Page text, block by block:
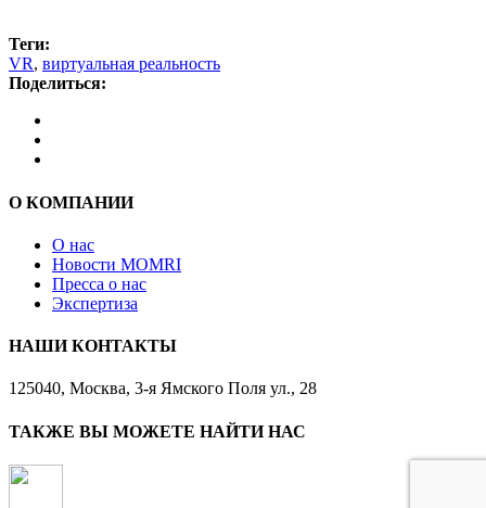
Теги:
VR, виртуальная реальность
Поделиться:
О КОМПАНИИ
О нас
Новости MOMRI
Пресса о нас
Экспертиза
НАШИ КОНТАКТЫ
125040, Москва, 3-я Ямского Поля ул., 28
ТАКЖЕ ВЫ МОЖЕТЕ НАЙТИ НАС